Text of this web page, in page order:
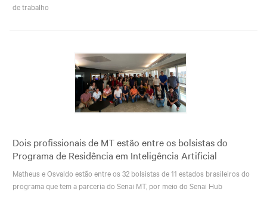
de trabalho
Dois profissionais de MT estão entre os bolsistas do
Programa de Residência em Inteligência Artificial
Matheus e Osvaldo estão entre os 32 bolsistas de 11 estados brasileiros do
programa que tem a parceria do Senai MT, por meio do Senai Hub